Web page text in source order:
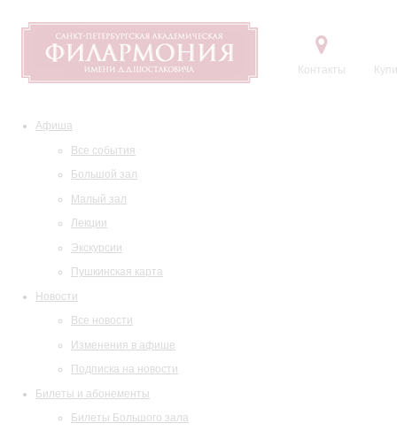
Контакты
Афиша
Все события
Большой зал
Малый зал
Лекции
Экскурсии
Пушкинская карта
Новости
Все новости
Изменения в афише
Подписка на новости
Билеты и абонементы
Билеты Большого зала